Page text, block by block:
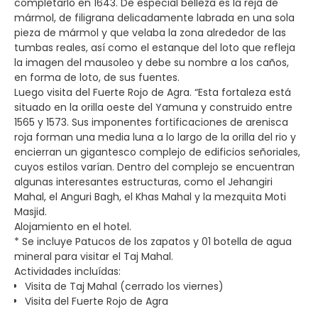
mármol, de filigrana delicadamente labrada en una sola
pieza de mármol y que velaba la zona alrededor de las
tumbas reales, así como el estanque del loto que refleja
la imagen del mausoleo y debe su nombre a los caños,
en forma de loto, de sus fuentes.
Luego visita del Fuerte Rojo de Agra. “Esta fortaleza está
situado en la orilla oeste del Yamuna y construido entre
1565 y 1573. Sus imponentes fortificaciones de arenisca
roja forman una media luna a lo largo de la orilla del rio y
encierran un gigantesco complejo de edificios señoriales,
cuyos estilos varían. Dentro del complejo se encuentran
algunas interesantes estructuras, como el Jehangiri
Mahal, el Anguri Bagh, el Khas Mahal y la mezquita Moti
Masjid.
Alojamiento en el hotel.
* Se incluye Patucos de los zapatos y 01 botella de agua
mineral para visitar el Taj Mahal.
Actividades incluídas:
Visita de Taj Mahal (cerrado los viernes)
Visita del Fuerte Rojo de Agra